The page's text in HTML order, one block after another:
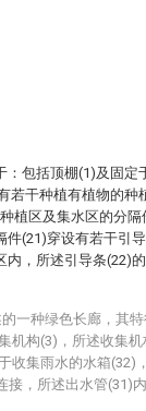
：包括顶棚(1)及固定
若干种植有植物的种
植区及集水区的分
件(21)穿设有若干引
内，所述引导条(22)
一种绿色长廊，其
机构(3)，所述收集
收集雨水的水箱(32)
接，所述出水管(31)